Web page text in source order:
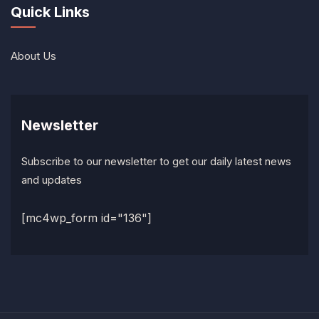
Quick Links
About Us
Newsletter
Subscribe to our newsletter to get our daily latest news
and updates
[mc4wp_form id="136"]